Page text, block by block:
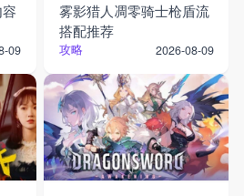
09
雾影猎人凋零骑士枪盾流
搭配推荐
攻略 2026-08-09